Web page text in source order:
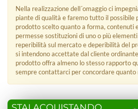
Nella realizzazione dell´omaggio ci
piante di qualità e faremo tutto il possibile
prodotto scelto quanto a forma, contenuti
permesse sostituzioni di uno o più
reperibilità sul mercato e deperibilità del
si intendono accettate dal cliente
prodotto offra almeno lo stesso rapporto
sempre contattarci per concordare quanto